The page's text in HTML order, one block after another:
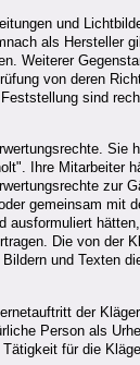
und
als Hersteller
Weiterer
von deren
sind
Sie
Ihre Mitarbeiter
zur
gemeinsam mit
ausformuliert
Die von der
und Texten
der
Person als
für die